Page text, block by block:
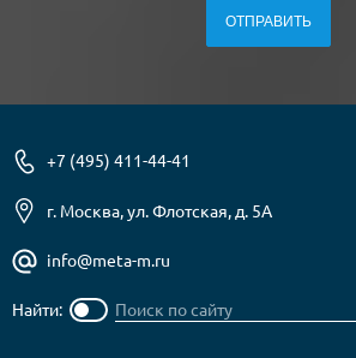
+7 (495) 411-44-41
г. Москва, ул. Флотская, д. 5А
info@meta-m.ru
Найти: